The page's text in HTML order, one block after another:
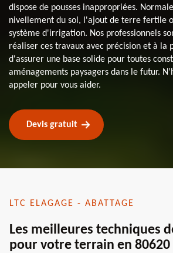
dispose de pousses inappropriées.
nivellement du sol, l'ajout de terre fertile
système d'irrigation. Nos professionnels
réaliser ces travaux avec précision et à la
d'assurer une base solide pour toutes
aménagements paysagers dans le futur.
appeler pour vous aider.
Devis gratuit
LTC ELAGAGE - ABATTAGE
Les meilleures techniques
pour votre terrain en 80620